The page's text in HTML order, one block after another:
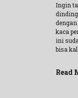
Ingin
kaca
ini
bisa
Read